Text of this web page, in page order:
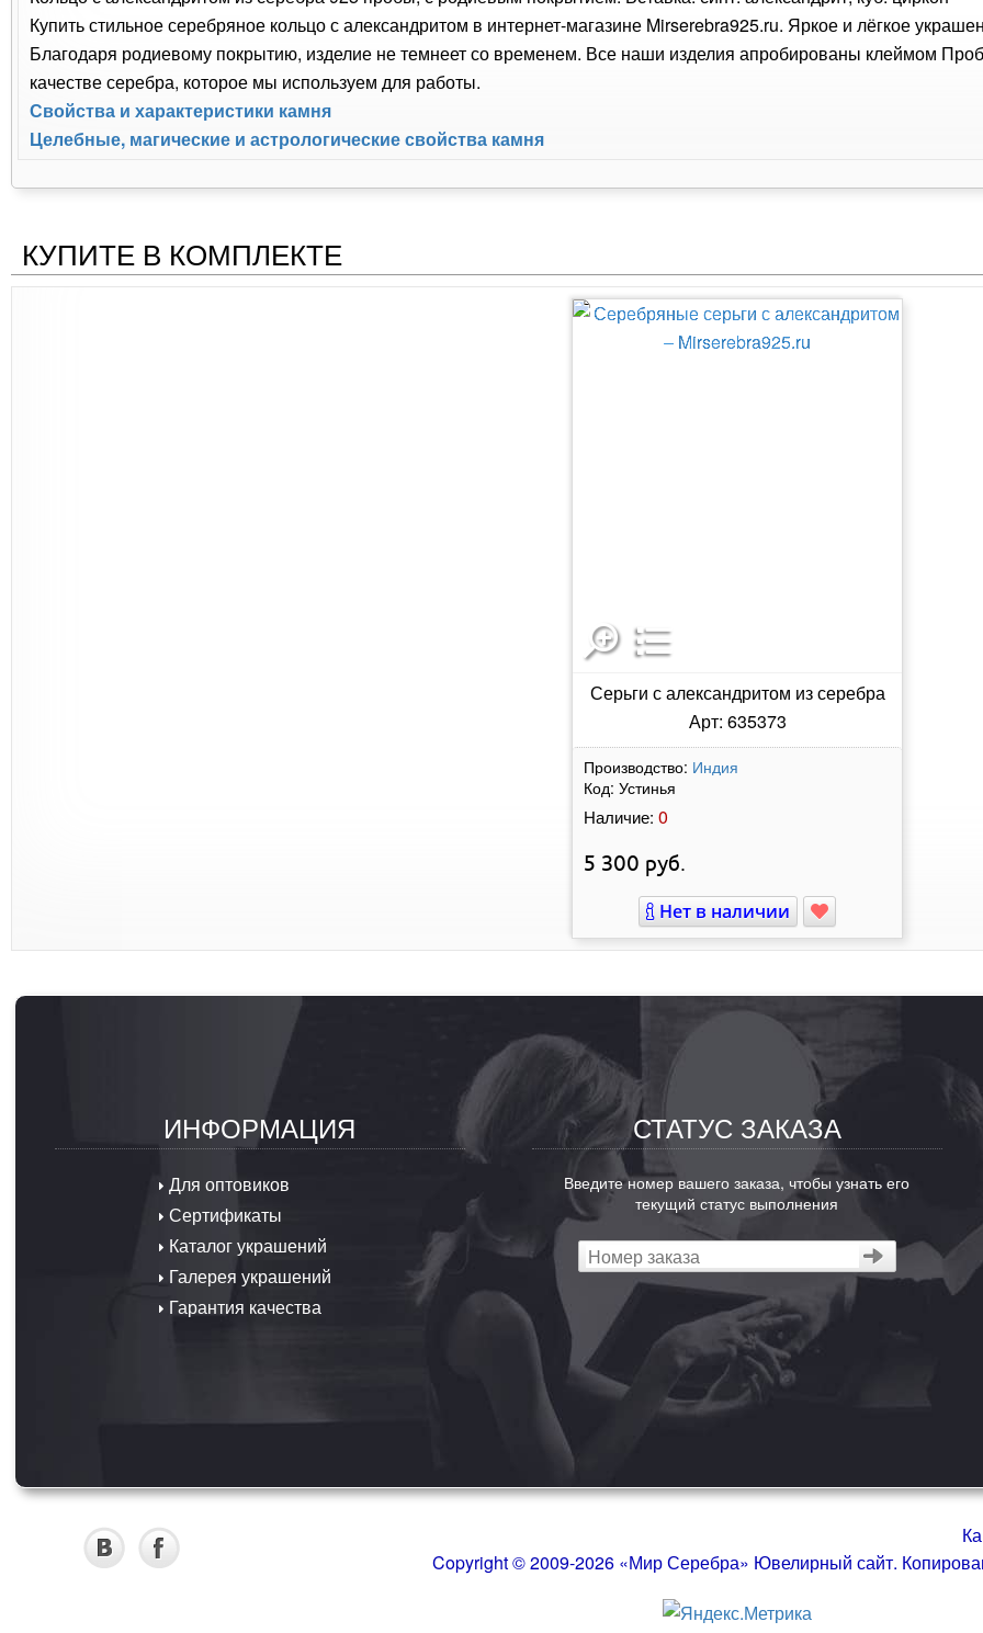
Купить стильное серебряное кольцо с александритом в интернет-магазине Mirserebra925.ru. Яркое и лёгкое
Благодаря родиевому покрытию, изделие не темнеет со временем. Все наши изделия апробированы клеймом
качестве серебра, которое мы используем для работы.
Свойства и характеристики камня
Целебные, магические и астрологические свойства камня
КУПИТЕ В КОМПЛЕКТЕ
Серьги с александритом из серебра
Арт: 635373
Производство: Индия
Код: Устинья
Наличие: 0
5 300 руб.
Нет в наличии
ИНФОРМАЦИЯ
Для оптовиков
Сертификаты
Каталог украшений
Галерея украшений
Гарантия качества
СТАТУС ЗАКАЗА
Введите номер вашего заказа, чтобы узнать его
текущий статус выполнения
Copyright © 2009-2026 «Мир Серебра» Ювелирный сайт.